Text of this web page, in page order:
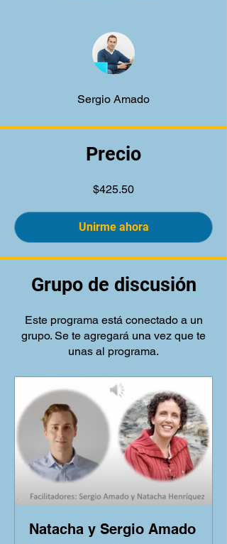
Sergio Amado
Precio
$425.50
Unirme ahora
Grupo de discusión
Este programa está conectado a un
grupo. Se te agregará una vez que te
unas al programa.
Natacha y Sergio Amado